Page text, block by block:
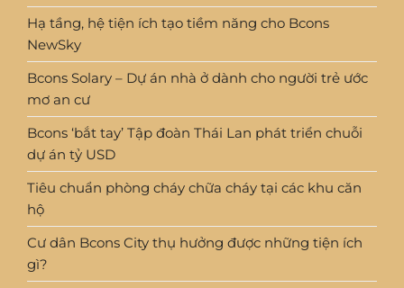
Hạ tầng, hệ tiện ích tạo tiềm năng cho Bcons
NewSky
Bcons Solary – Dự án nhà ở dành cho người trẻ ước
mơ an cư
Bcons ‘bắt tay’ Tập đoàn Thái Lan phát triển chuỗi
dự án tỷ USD
Tiêu chuẩn phòng cháy chữa cháy tại các khu căn
hộ
Cư dân Bcons City thụ hưởng được những tiện ích
gì?